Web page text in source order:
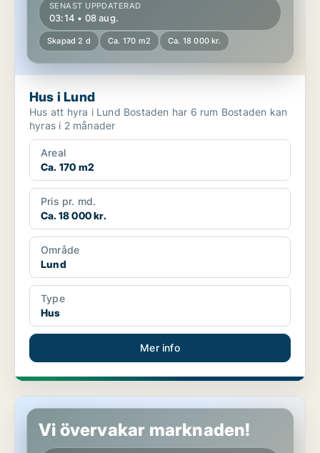
SENAST UPPDATERAD
03:14 • 08 aug.
Skapad 2 d Ca. 170 m2 Ca. 18 000 kr.
Hus i Lund
Hus att hyra i Lund Bostaden har 6 rum Bostaden kan
hyras i 2 månader
Areal
Ca. 170 m2
Pris pr. md.
Ca. 18 000 kr.
Område
Lund
Type
Hus
Mer info
Hus i Lund, Genarp
Vi övervakar marknaden!